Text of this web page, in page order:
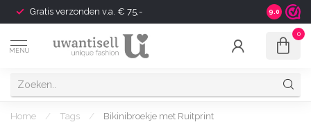
Gratis verzonden v.a. € 75,- Shipping
9.0
MENU
0
Home / Tags / Bikinibroekje met Ruitprint